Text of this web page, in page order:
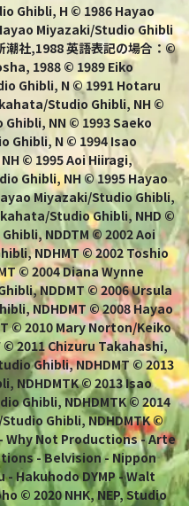
Ghibli, H © 1986 Hayao
Miyazaki/Studio Ghibli
潮社,1988 英語表記の場合：©
1988 © 1989 Eiko
Ghibli, N © 1991 Hotaru
Studio Ghibli, NH ©
NN © 1993 Saeko
Ghibli, N © 1994 Isao
© 1995 Aoi Hiiragi,
Ghibli, NH © 1995 Hayao
Miyazaki/Studio Ghibli,
Studio Ghibli, NHD ©
NDDTM © 2002 Aoi
NDHMT © 2002 Toshio
© 2004 Diana Wynne
NDDMT © 2006 Ursula
NDHDMT © 2008 Hayao
© 2010 Mary Norton/Keiko
© 2011 Chizuru Takahashi,
Ghibli, NDHDMT © 2013
NDHDMTK © 2013 Isao
Ghibli, NDHDMTK © 2014
Ghibli, NDHDMTK ©
Why Not Productions - Arte
- Belvision - Nippon
Hakuhodo DYMP - Walt
© 2020 NHK, NEP, Studio